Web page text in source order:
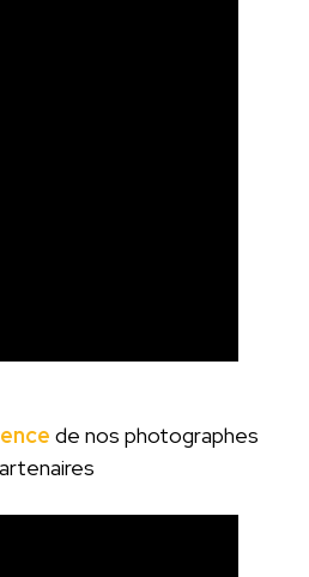
de nos photographes